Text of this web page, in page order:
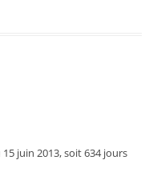
juin 2013, soit 634 jours